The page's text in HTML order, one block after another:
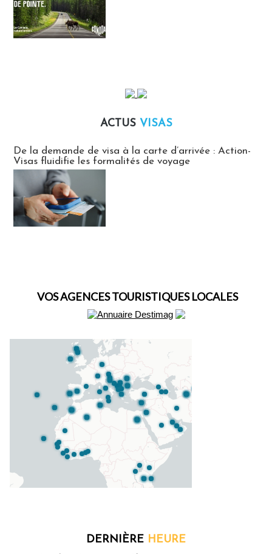
ACTUS VISAS
De la demande de visa à la carte d’arrivée : Action-
Visas fluidifie les formalités de voyage
VOS AGENCES TOURISTIQUES LOCALES
DERNIÈRE HEURE